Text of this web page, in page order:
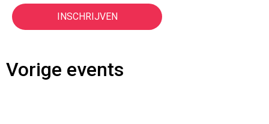
Vorige events